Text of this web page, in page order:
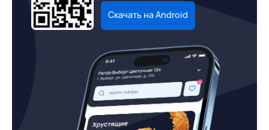
Скачать на Android